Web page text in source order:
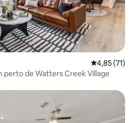
4,85 de uma
4,85 (71)
perto de Watters Creek Village